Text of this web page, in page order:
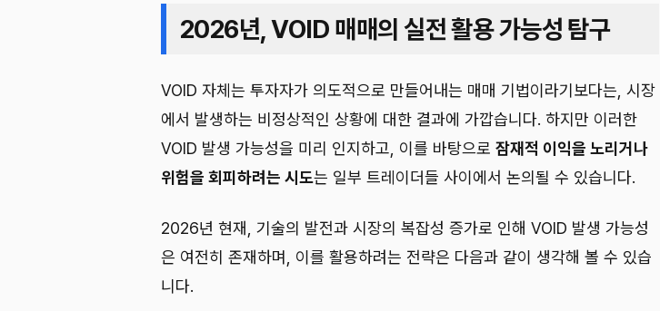
2026년, VOID 매매의 실전 활용 가능성 탐구
VOID 자체는 투자자가 의도적으로 만들어내는 매매 기법이라기보다는, 시장
에서 발생하는 비정상적인 상황에 대한 결과에 가깝습니다. 하지만 이러한
VOID 발생 가능성을 미리 인지하고, 이를 바탕으로 잠재적 이익을 노리거나
위험을 회피하려는 시도는 일부 트레이더들 사이에서 논의될 수 있습니다.
2026년 현재, 기술의 발전과 시장의 복잡성 증가로 인해 VOID 발생 가능성
은 여전히 존재하며, 이를 활용하려는 전략은 다음과 같이 생각해 볼 수 있습
니다.